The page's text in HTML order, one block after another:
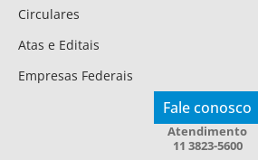
Circulares
Atas e Editais
Empresas Federais
Fale conosco
Atendimento
11 3823-5600